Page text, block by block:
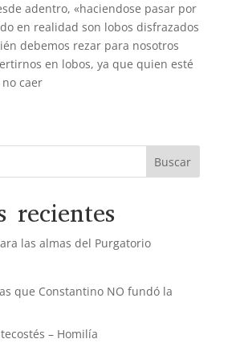
adentro, «haciendose pasar por
en realidad son lobos disfrazados
debemos rezar para nosotros
en lobos, ya que quien esté
caer
Buscar
recientes
las almas del Purgatorio
que Constantino NO fundó la
– Homilía